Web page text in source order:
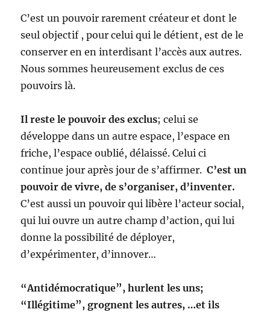
C’est un pouvoir rarement créateur et dont le
seul objectif , pour celui qui le détient, est de le
conserver en en interdisant l’accès aux autres.
Nous sommes heureusement exclus de ces
pouvoirs là.
Il reste le pouvoir des exclus; celui se
développe dans un autre espace, l’espace en
friche, l’espace oublié, délaissé. Celui ci
continue jour après jour de s’affirmer.C’est un
pouvoir de vivre, de s’organiser, d’inventer.
C’est aussi un pouvoir qui libère l’acteur social,
qui lui ouvre un autre champ d’action, qui lui
donne la possibilité de déployer,
d’expérimenter, d’innover…
“Antidémocratique”, hurlent les uns;
“Illégitime”, grognent les autres, …et ils